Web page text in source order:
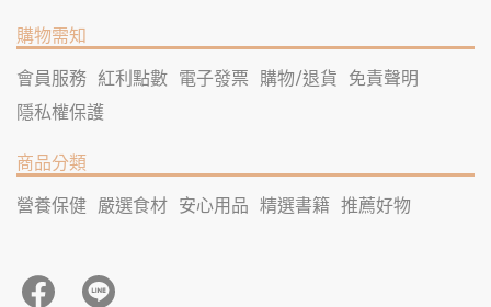
購物需知
會員服務 紅利點數 電子發票 購物/退貨
免責聲明
隱私權保護
商品分類
營養保健 嚴選食材 安心用品 精選書籍 推薦好物